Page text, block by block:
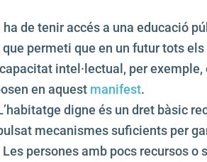
ha de tenir accés a una educació
permeti que en un futur tots
intel·lectual, per
en aquest manifest.
digne és un dret bàsic
mecanismes suficients per
Les persones amb pocs recursos